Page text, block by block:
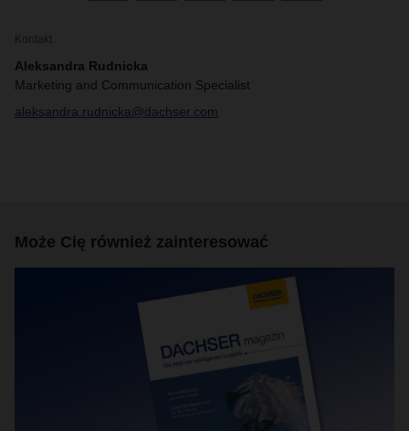
Kontakt
Aleksandra Rudnicka
Marketing and Communication Specialist
aleksandra.rudnicka@dachser.com
Może Cię również zainteresować